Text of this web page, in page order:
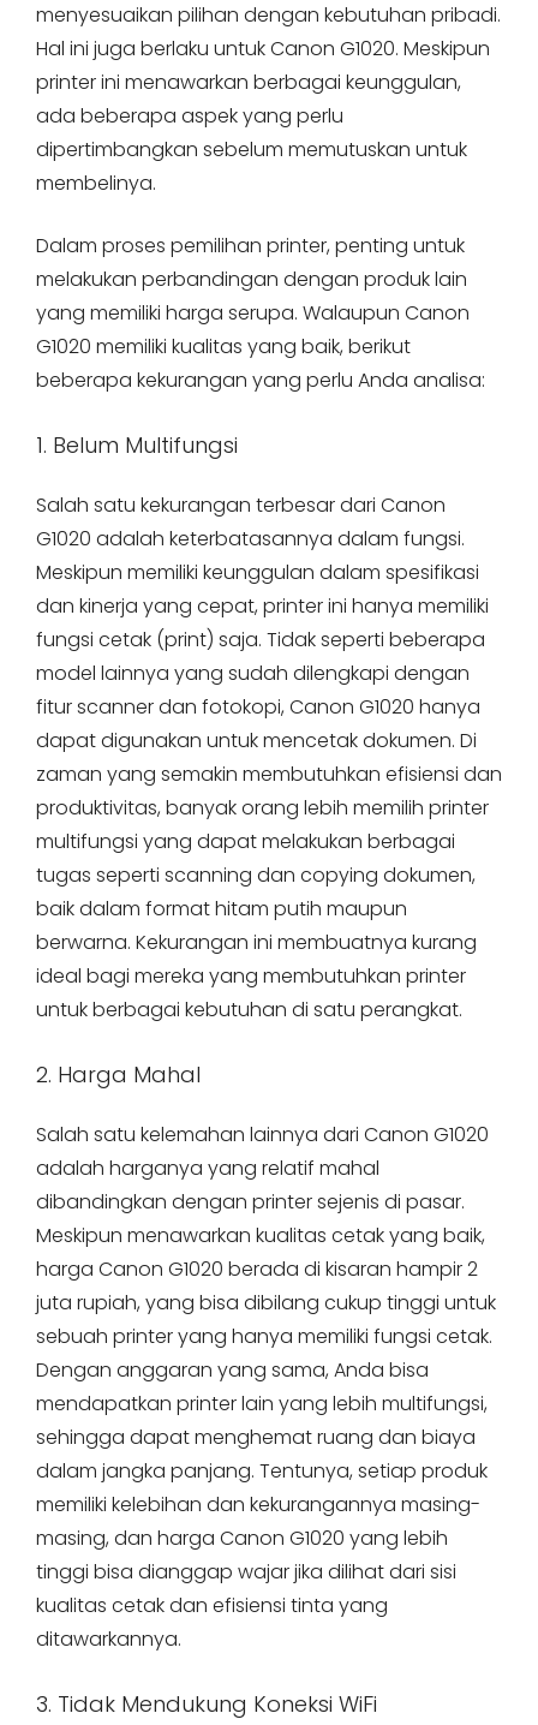
menyesuaikan pilihan dengan kebutuhan pribadi.
Hal ini juga berlaku untuk Canon G1020. Meskipun
printer ini menawarkan berbagai keunggulan,
ada beberapa aspek yang perlu
dipertimbangkan sebelum memutuskan untuk
membelinya.
Dalam proses pemilihan printer, penting untuk
melakukan perbandingan dengan produk lain
yang memiliki harga serupa. Walaupun Canon
G1020 memiliki kualitas yang baik, berikut
beberapa kekurangan yang perlu Anda analisa:
1. Belum Multifungsi
Salah satu kekurangan terbesar dari Canon
G1020 adalah keterbatasannya dalam fungsi.
Meskipun memiliki keunggulan dalam spesifikasi
dan kinerja yang cepat, printer ini hanya memiliki
fungsi cetak (print) saja. Tidak seperti beberapa
model lainnya yang sudah dilengkapi dengan
fitur scanner dan fotokopi, Canon G1020 hanya
dapat digunakan untuk mencetak dokumen. Di
zaman yang semakin membutuhkan efisiensi dan
produktivitas, banyak orang lebih memilih printer
multifungsi yang dapat melakukan berbagai
tugas seperti scanning dan copying dokumen,
baik dalam format hitam putih maupun
berwarna. Kekurangan ini membuatnya kurang
ideal bagi mereka yang membutuhkan printer
untuk berbagai kebutuhan di satu perangkat.
2. Harga Mahal
Salah satu kelemahan lainnya dari Canon G1020
adalah harganya yang relatif mahal
dibandingkan dengan printer sejenis di pasar.
Meskipun menawarkan kualitas cetak yang baik,
harga Canon G1020 berada di kisaran hampir 2
juta rupiah, yang bisa dibilang cukup tinggi untuk
sebuah printer yang hanya memiliki fungsi cetak.
Dengan anggaran yang sama, Anda bisa
mendapatkan printer lain yang lebih multifungsi,
sehingga dapat menghemat ruang dan biaya
dalam jangka panjang. Tentunya, setiap produk
memiliki kelebihan dan kekurangannya masing-
masing, dan harga Canon G1020 yang lebih
tinggi bisa dianggap wajar jika dilihat dari sisi
kualitas cetak dan efisiensi tinta yang
ditawarkannya.
3. Tidak Mendukung Koneksi WiFi